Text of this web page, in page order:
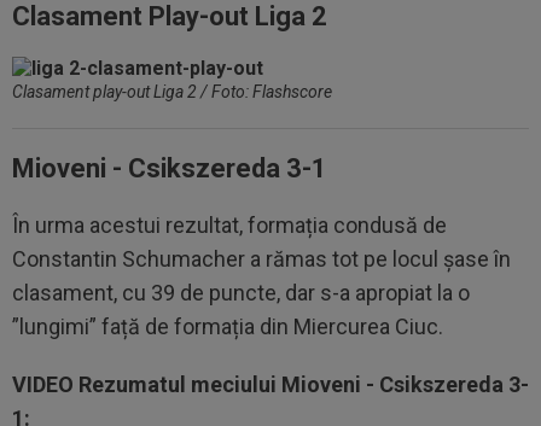
Clasament Play-out Liga 2
Clasament play-out Liga 2 / Foto: Flashscore
Mioveni - Csikszereda 3-1
În urma acestui rezultat, formația condusă de
Constantin Schumacher a rămas tot pe locul șase în
clasament, cu 39 de puncte, dar s-a apropiat la o
”lungimi” față de formația din Miercurea Ciuc.
VIDEO Rezumatul meciului Mioveni - Csikszereda 3-
1: